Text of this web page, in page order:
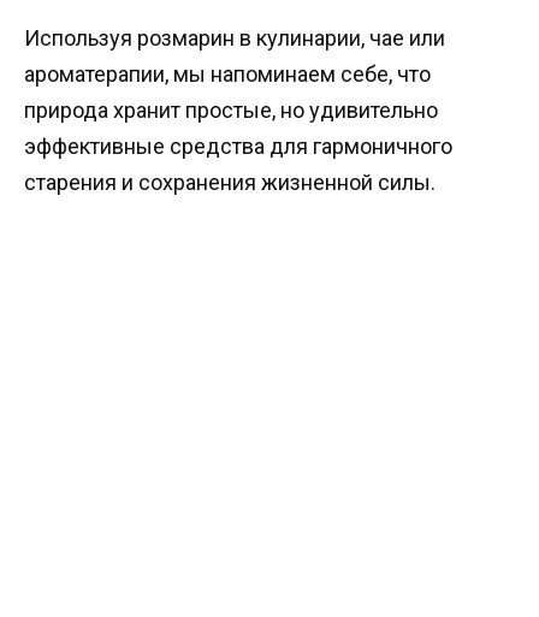
Используя розмарин в кулинарии, чае или
ароматерапии, мы напоминаем себе, что
природа хранит простые, но удивительно
эффективные средства для гармоничного
старения и сохранения жизненной силы.